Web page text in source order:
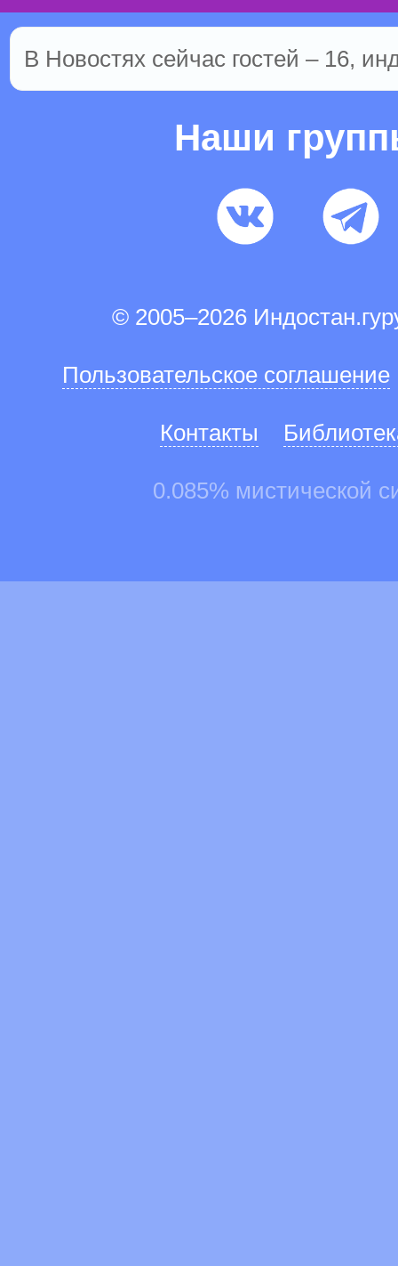
В Новостях сейчас гостей – 16,
Наши
© 2005–2026
Пользовательское соглашение
Контакты
0.085% мистической